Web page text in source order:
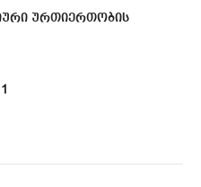
ურთიერთობის